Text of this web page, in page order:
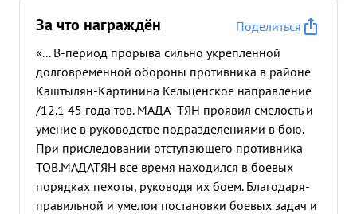
За что награждён
Поделиться
«... В-период прорыва сильно укрепленной
долговременной обороны противника в районе
Каштылян-Картинина Кельценское направление
/12.1 45 года тов. МАДА- ТЯН проявил смелость и
умение в руководстве подразделениями в бою.
При приследовании отступающего противника
ТОВ.МАДАТЯН все время находился в боевых
порядках пехоты, руководя их боем. Благодаря-
правильной и умелои постановки боевых задач и